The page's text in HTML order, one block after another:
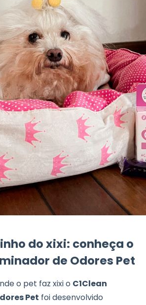
do xixi: conheça o
de Odores Pet
o pet faz xixi o C1Clean
Pet foi desenvolvido